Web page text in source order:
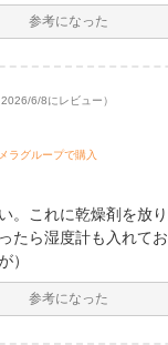
参考になった
2026/6/8にレビュー）
ラグループで購入
。これに乾燥剤を放
たら湿度計も入れてお
）
参考になった